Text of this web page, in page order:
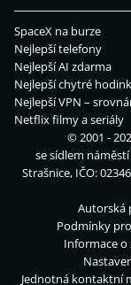
SpaceX na burze
Nejlepší telefony
Nejlepší AI zdarma
Nejlepší chytré
Nejlepší VPN –
Netflix filmy a seriály
© 2001 -
se sídlem
Strašnice, IČO:
Autorská
Podmínky
Informace
Jednotná kontaktní